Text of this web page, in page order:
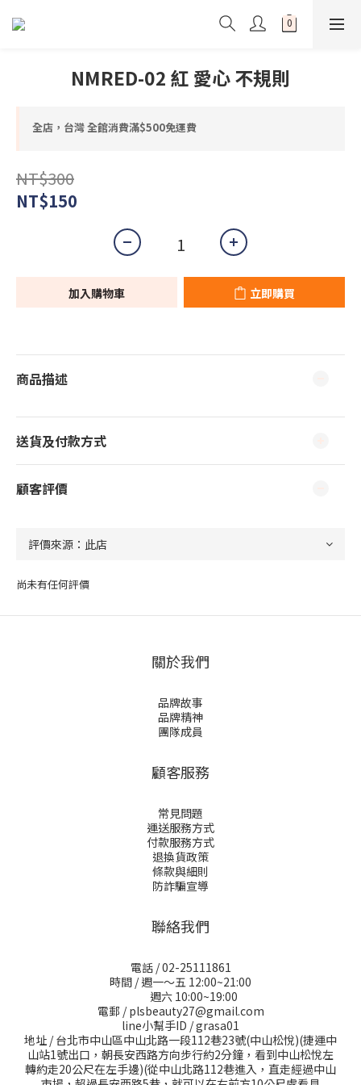
NMRED-02 紅 愛心 不規則
全店，台灣 全館消費滿$500免運費
NT$300
NT$150
加入購物車 立即購買
商品描述
送貨及付款方式
顧客評價
尚未有任何評價
關於我們
品牌故事
品牌精神
團隊成員
顧客服務
常見問題
運送服務方式
付款服務方式
退換貨政策
條款與細則
防詐騙宣導
聯絡我們
電話 / 02-25111861
時間 / 週一～五 12:00~21:00
週六 10:00~19:00
電郵 / plsbeauty27@gmail.com
line小幫手ID / grasa01
地址 / 台北市中山區中山北路一段112巷23號(中山松悅)(捷運中
山站1號出口，朝長安西路方向步行約2分鐘，看到中山松悅左
轉約走20公尺在左手邊)(從中山北路112巷進入，直走經過中山